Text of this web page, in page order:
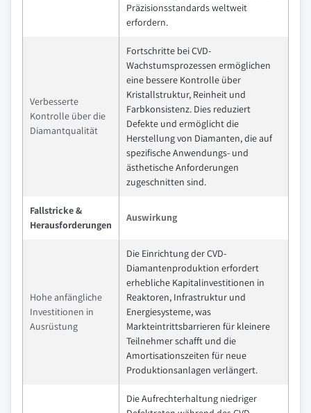
Präzisionsstandards weltweit
erfordern.
Verbesserte
Kontrolle über die
Diamantqualität
Fortschritte bei CVD-
Wachstumsprozessen ermöglichen
eine bessere Kontrolle über
Kristallstruktur, Reinheit und
Farbkonsistenz. Dies reduziert
Defekte und ermöglicht die
Herstellung von Diamanten, die auf
spezifische Anwendungs- und
ästhetische Anforderungen
zugeschnitten sind.
Fallstricke &
Herausforderungen
Auswirkung
Hohe anfängliche
Investitionen in
Ausrüstung
Die Einrichtung der CVD-
Diamantenproduktion erfordert
erhebliche Kapitalinvestitionen in
Reaktoren, Infrastruktur und
Energiesysteme, was
Markteintrittsbarrieren für kleinere
Teilnehmer schafft und die
Amortisationszeiten für neue
Produktionsanlagen verlängert.
Die Aufrechterhaltung niedriger